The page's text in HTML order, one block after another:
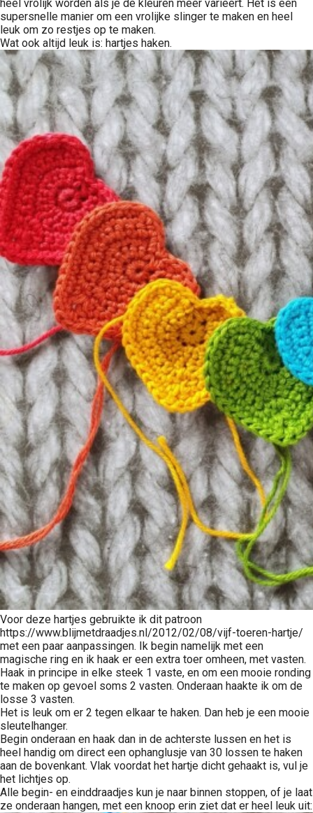
heel vrolijk worden als je de kleuren meer varieert. Het is een
supersnelle manier om een vrolijke slinger te maken en heel
leuk om zo restjes op te maken.
Wat ook altijd leuk is: hartjes haken.
Voor deze hartjes gebruikte ik dit patroon
https://www.blijmetdraadjes.nl/2012/02/08/vijf-toeren-hartje/
met een paar aanpassingen. Ik begin namelijk met een
magische ring en ik haak er een extra toer omheen, met vasten.
Haak in principe in elke steek 1 vaste, en om een mooie ronding
te maken op gevoel soms 2 vasten. Onderaan haakte ik om de
losse 3 vasten.
Het is leuk om er 2 tegen elkaar te haken. Dan heb je een mooie
sleutelhanger.
Begin onderaan en haak dan in de achterste lussen en het is
heel handig om direct een ophanglusje van 30 lossen te haken
aan de bovenkant. Vlak voordat het hartje dicht gehaakt is, vul je
het lichtjes op.
Alle begin- en einddraadjes kun je naar binnen stoppen, of je laat
ze onderaan hangen, met een knoop erin ziet dat er heel leuk uit: